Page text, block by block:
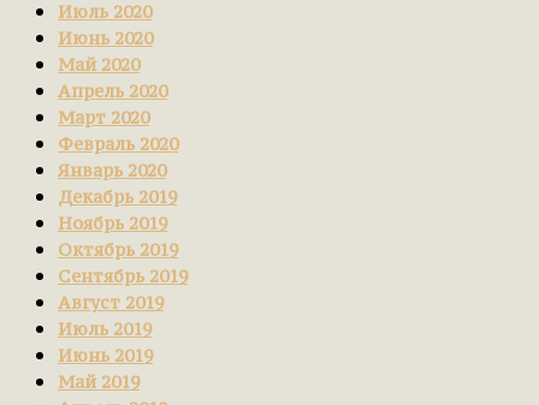
Июль 2020
Июнь 2020
Май 2020
Апрель 2020
Март 2020
Февраль 2020
Январь 2020
Декабрь 2019
Ноябрь 2019
Октябрь 2019
Сентябрь 2019
Август 2019
Июль 2019
Июнь 2019
Май 2019